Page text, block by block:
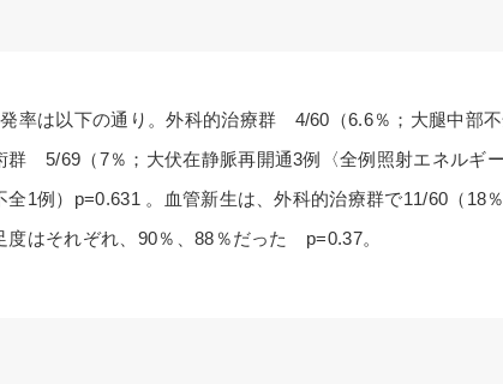
率は以下の通り。外科的治療群 4/60（6.6％；大腿中部
群 5/69（7％；大伏在静脈再開通3例〈全例照射エネルギ
全1例）p=0.631 。血管新生は、外科的治療群で11/60（
度はそれぞれ、90％、88％だった p=0.37。